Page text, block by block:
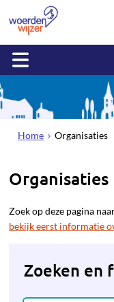
Home Organisaties
Organisaties
Zoek op deze pagina
bekijk eerst informatie
Zoeken en